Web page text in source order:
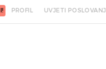
PROFIL UVJETI